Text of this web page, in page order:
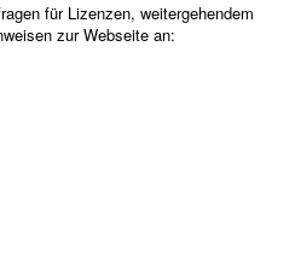
für Lizenzen, weitergehendem
zur Webseite an: